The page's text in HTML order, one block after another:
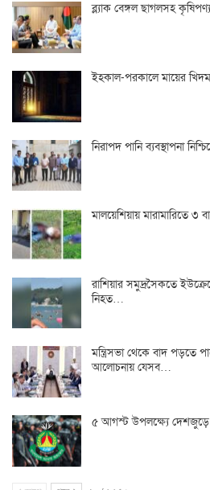
ব্ল্যাক বেঙ্গল ছাগলসহ
ইহকাল-পরকালে মায়ের
নিরাপদ পানি ব্যবস্থাপনা
মালয়েশিয়ায় মারামারিতে ৩
রাশিয়ার সমুদ্রসৈকতে
নিহত…
মন্ত্রিসভা থেকে বাদ পড়তে
আলোচনায় যেসব…
৫ আগস্ট উপলক্ষ্যে দেশজুড়ে